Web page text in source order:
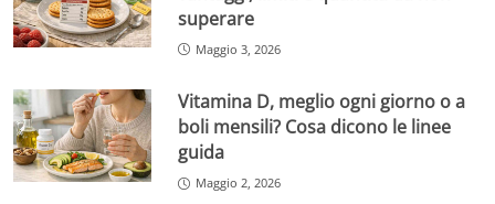
superare
Maggio 3, 2026
Vitamina D, meglio ogni giorno o a
boli mensili? Cosa dicono le linee
guida
Maggio 2, 2026